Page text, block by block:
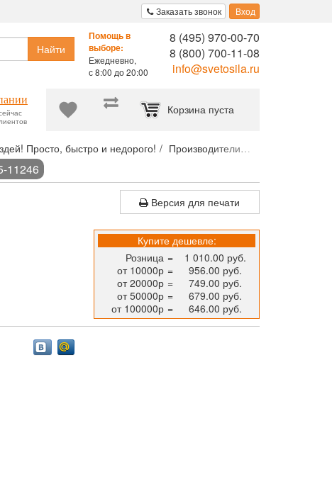
Заказать звонок Вход
Помощь в
выборе:
Ежедневно,
с 8:00 до 20:00
8 (495) 970-00-70
8 (800) 700-11-08
info@svetosila.ru
Найти
Корзина пуста
Просто, быстро и недорого! Производители
11246
Версия для печати
Купите дешевле:
Розница =
1 010.00 руб.
от 10000р =
956.00 руб.
от 20000р =
749.00 руб.
от 50000р =
679.00 руб.
от 100000р = 646.00 руб.